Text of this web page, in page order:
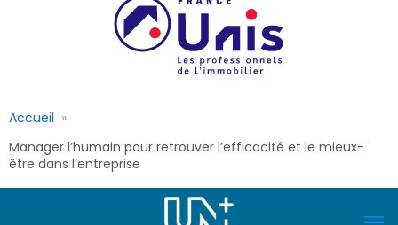
Accueil
Manager l’humain pour retrouver l’efficacité et le mieux-
être dans l’entreprise